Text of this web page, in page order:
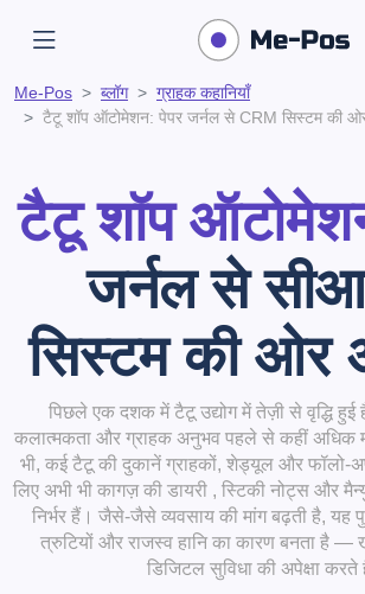
Me-Pos ब्लॉग
ग्राहक कहानियाँ
टैटू शॉप ऑटोमेशन: पेपर जर्नल से CRM सिस्टम की
टैटू शॉप
जर्नल से
सिस्टम की ओर
पिछले एक दशक में टैटू उद्योग में तेज़ी से वृद्धि
कलात्मकता और ग्राहक अनुभव पहले से कहीं अधिक
भी, कई टैटू की दुकानें ग्राहकों, शेड्यूल और फॉलो-
लिए अभी भी कागज़ की डायरी , स्टिकी नोट्स और
निर्भर हैं। जैसे-जैसे व्यवसाय की मांग बढ़ती है, यह
त्रुटियों और राजस्व हानि का कारण बनता है
डिजिटल सुविधा की अपेक्षा करते